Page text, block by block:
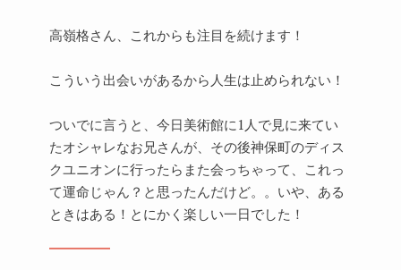
高嶺格さん、これからも注目を続けます！
こういう出会いがあるから人生は止められない！
ついでに言うと、今日美術館に1人で見に来てい
たオシャレなお兄さんが、その後神保町のディス
クユニオンに行ったらまた会っちゃって、これっ
て運命じゃん？と思ったんだけど。。いや、ある
ときはある！とにかく楽しい一日でした！